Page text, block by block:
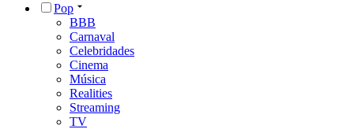
Pop
BBB
Carnaval
Celebridades
Cinema
Música
Realities
Streaming
TV